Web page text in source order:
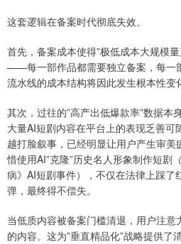
这套逻辑在备案时代彻底失效。
首先，备案成本使得”极低成本大规模
——每一部作品都需要独立备案，每一
流水线的成本结构将因此发生根本性变
其次，过往的”高产出低爆款率”数据本
大量AI短剧内容在平台上的表现乏善
越打脸叙事，已经明显让用户产生审
惜使用AI”克隆”历史名人形象制作短剧
病》AI短剧事件），不仅在法律上踩了
弹，最终得不偿失。
当低质内容被备案门槛清退，用户注
的内容。这为”垂直精品化”战略提供了